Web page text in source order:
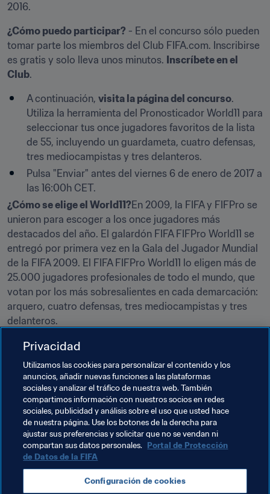
2016.
¿Cómo puedo participar? - En el concurso sólo pueden
tomar parte los miembros del Club FIFA.com. Inscribirse
es gratis y solo lleva unos minutos. Inscríbete en el
Club.
A continuación, visita la página del concurso.
Utiliza la herramienta del Pronosticador World11 para
seleccionar tus once jugadores favoritos de la lista
de 55, incluyendo un guardameta, cuatro defensas,
tres mediocampistas y tres delanteros.
Pulsa "Enviar" antes del viernes 6 de enero de 2017 a
las 16:00h CET.
¿Cómo se elige el World11? En 2009, la FIFA y FIFPro se
unieron para escoger a los once jugadores más
destacados del año. El galardón FIFA FIFPro World11 se
entregó por primera vez en la Gala del Jugador Mundial
de la FIFA 2009. El FIFA FIFPro World11 lo eligen más de
25.000 jugadores profesionales de todo el mundo, que
votan por los más sobresalientes en cada demarcación:
arquero, cuatro defensas, tres mediocampistas y tres
delanteros.
Acompáñanos el 9 de enero
conocer en la ceremonia de los premios The Best FIFA
Football Awards™, que se celebrará en Zúrich el 9 de
enero de 2017. Todos los miembros del Club que
pronostiquen correctamente el World11 2016 entrarán a
formar parte de un sorteo por el premio. Se puede
acceder a lista de premios del Pronosticador FIFA
FIFPro World11 de este año pulsando en el enlace
vez remitido tu equipo, asegúrate de visitar
9 de enero para ver en directo la ceremonia.
Privacidad
Utilizamos las cookies para personalizar el contenido y los
anuncios, añadir nuevas funciones a las plataformas
sociales y analizar el tráfico de nuestra web. También
compartimos información con nuestros socios en redes
sociales, publicidad y análisis sobre el uso que usted hace
de nuestra página. Use los botones de la derecha para
ajustar sus preferencias y solicitar que no se vendan ni
compartan sus datos personales. Portal de Protección
de Datos de la FIFA
Configuración de cookies